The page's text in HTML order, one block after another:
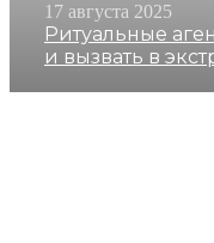
17 августа 2025
Ритуальные
и вызвать в